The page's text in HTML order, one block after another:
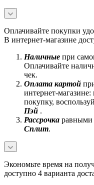
Оплачивайте покупки
В интернет-магазине
Наличные при
Оплачивайте
чек.
Оплата картой
интернет-магазине:
покупку,
Пэй .
Рассрочка равными
Сплит.
Экономьте время на
доступно 4 варианта